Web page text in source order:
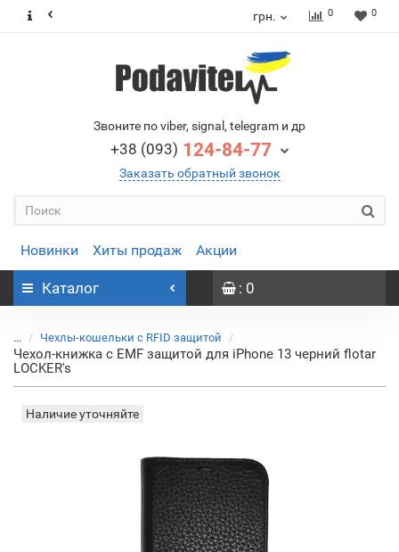
грн. 0 0
Звоните по viber, signal, telegram и др
+38 (093) 124-84-77
Заказать обратный звонок
Новинки Хиты продаж Акции
Каталог : 0
... Чехлы-кошельки с RFID защитой
Чехол-книжка с EMF защитой для iPhone 13 черний flotar
LOCKER's
Наличие уточняйте